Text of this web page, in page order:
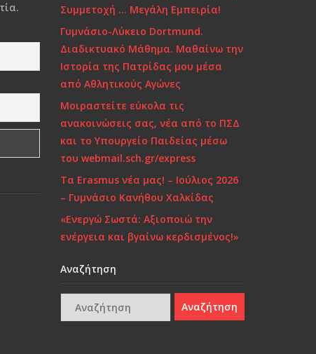
Συμμετοχή … Μεγάλη Εμπειρία!
Γυμνάσιο-Λύκειο Dortmund.
Διαδικτυακό Μάθημα. Μαθαίνω την
Ιστορία της Πατρίδας μου μέσα
από Αθλητικούς Αγώνες
Μοιραστείτε εύκολα τις
ανακοινώσεις σας, νέα από το ΠΣΔ
και το Υπουργείο Παιδείας μέσω
του webmail.sch.gr/express
Τα Erasmus νέα μας! – Ιούλιος 2026
– Γυμνάσιο Κανήθου Χαλκίδας
«Ενεργώ Σωστά: Αξιοποιώ την
ενέργεια και βγαίνω κερδισμένος!»
Αναζήτηση